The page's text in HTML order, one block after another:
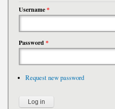
Username*
Password*
Request new password